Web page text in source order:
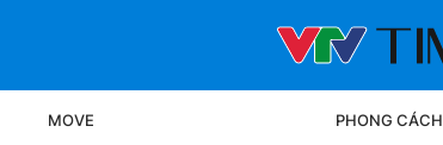
MOVE PHONG CÁCH